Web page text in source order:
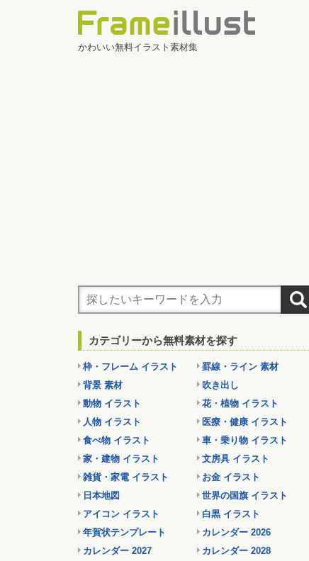
かわいい無料イラスト素材集
カテゴリーから無料素材を探す
枠・フレーム イラスト
罫線・ライン 素材
背景 素材
吹き出し
動物 イラスト
花・植物 イラスト
人物 イラスト
医療・健康 イラスト
食べ物 イラスト
車・乗り物 イラスト
家・建物 イラスト
文房具 イラスト
雑貨・家電 イラスト
お金 イラスト
日本地図
世界の国旗 イラスト
アイコン イラスト
白黒 イラスト
年賀状テンプレート
カレンダー 2026
カレンダー 2027
カレンダー 2028